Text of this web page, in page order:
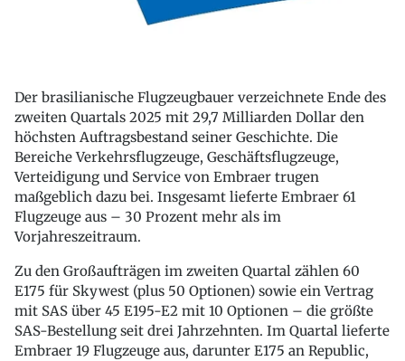
Der brasilianische Flugzeugbauer verzeichnete Ende des
zweiten Quartals 2025 mit 29,7 Milliarden Dollar den
höchsten Auftragsbestand seiner Geschichte. Die
Bereiche Verkehrsflugzeuge, Geschäftsflugzeuge,
Verteidigung und Service von Embraer trugen
maßgeblich dazu bei. Insgesamt lieferte Embraer 61
Flugzeuge aus – 30 Prozent mehr als im
Vorjahreszeitraum.
Zu den Großaufträgen im zweiten Quartal zählen 60
E175 für Skywest (plus 50 Optionen) sowie ein Vertrag
mit SAS über 45 E195-E2 mit 10 Optionen – die größte
SAS-Bestellung seit drei Jahrzehnten. Im Quartal lieferte
Embraer 19 Flugzeuge aus, darunter E175 an Republic,